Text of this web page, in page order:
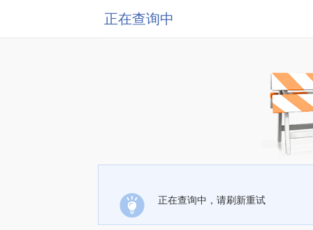
正在查询中
正在查询中，请刷新重试